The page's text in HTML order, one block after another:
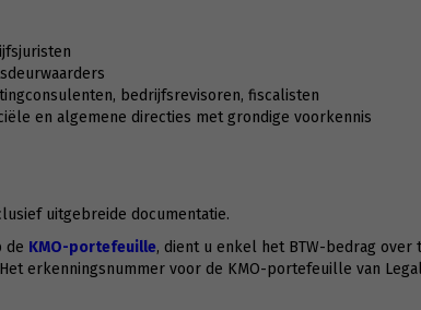
bedrijfsrevisoren, fiscalisten
en algemene directies met grondige voorkennis
uitgebreide documentatie.
de KMO-portefeuille, dient u enkel het BTW-bedrag over
erkenningsnummer voor de KMO-portefeuille van